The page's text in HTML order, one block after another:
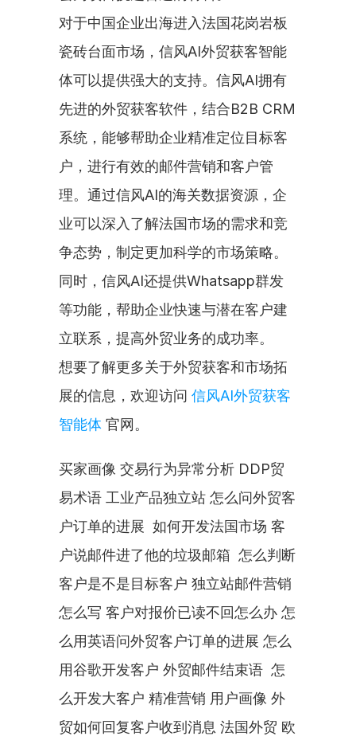
对于中国企业出海进入法国花岗岩板
瓷砖台面市场，信风AI外贸获客智能
体可以提供强大的支持。信风AI拥有
先进的外贸获客软件，结合B2B CRM
系统，能够帮助企业精准定位目标客
户，进行有效的邮件营销和客户管
理。通过信风AI的海关数据资源，企
业可以深入了解法国市场的需求和竞
争态势，制定更加科学的市场策略。
同时，信风AI还提供Whatsapp群发
等功能，帮助企业快速与潜在客户建
立联系，提高外贸业务的成功率。
想要了解更多关于外贸获客和市场拓
展的信息，欢迎访问 信风AI外贸获客
智能体 官网。
买家画像 交易行为异常分析 DDP贸
易术语 工业产品独立站 怎么问外贸客
户订单的进展  如何开发法国市场 客
户说邮件进了他的垃圾邮箱  怎么判断
客户是不是目标客户 独立站邮件营销
怎么写 客户对报价已读不回怎么办 怎
么用英语问外贸客户订单的进展 怎么
用谷歌开发客户 外贸邮件结束语  怎
么开发大客户 精准营销 用户画像 外
贸如何回复客户收到消息 法国外贸 欧